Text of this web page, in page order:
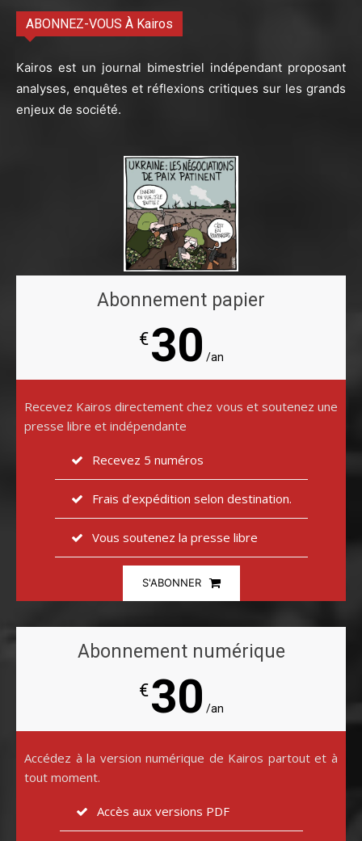
ABONNEZ-VOUS À Kairos
Kairos est un journal bimestriel indépendant proposant
analyses, enquêtes et réflexions critiques sur les grands
enjeux de société.
Abonnement papier
€30 /an
Recevez Kairos directement chez vous et soutenez une
presse libre et indépendante
Recevez 5 numéros
Frais d’expédition selon destination.
Vous soutenez la presse libre
S'ABONNER
Abonnement numérique
€30 /an
Accédez à la version numérique de Kairos partout et à
tout moment.
Accès aux versions PDF